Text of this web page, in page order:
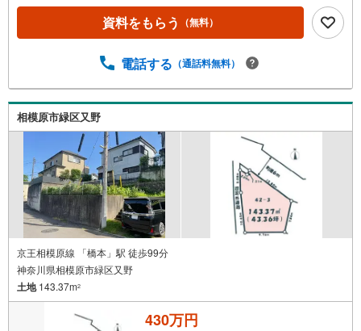
ります。○住宅ローンのご相談○ライフプランのシミュレー
ション■住まいの広場TOWNSからお客様へ経験豊富なスタ
きます！ /他社様掲載物件も併せてご紹介可能ですのでお気
でのお越しも大歓迎です！
資料をもらう （無料）
電話する （通話料無料）
相模原市緑区又野
京王相模原線 「橋本」駅 徒歩99分
神奈川県相模原市緑区又野
土地143.37m2
430万円